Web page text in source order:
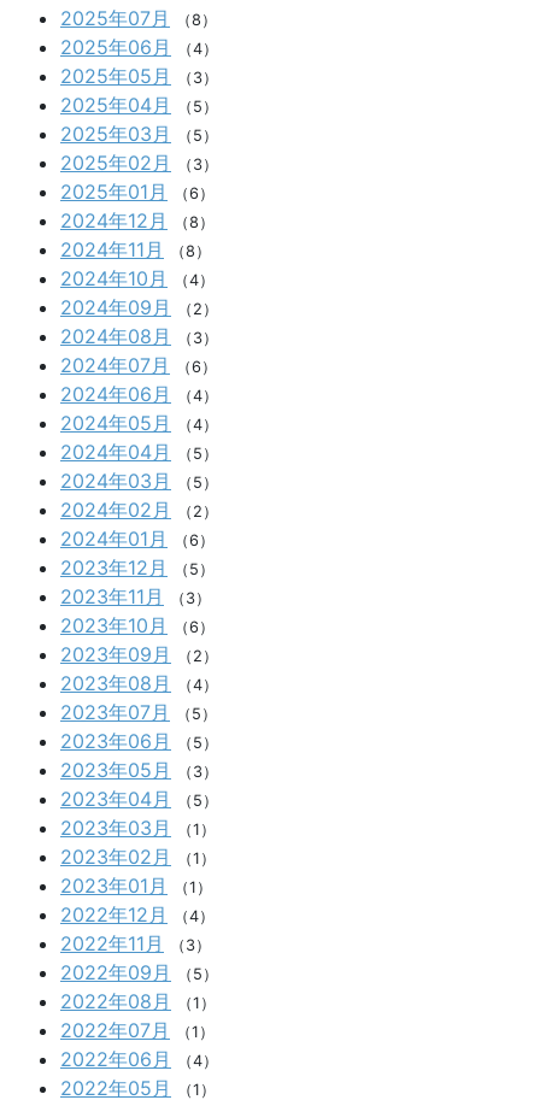
2025年07月 （8）
2025年06月 （4）
2025年05月 （3）
2025年04月 （5）
2025年03月 （5）
2025年02月 （3）
2025年01月 （6）
2024年12月 （8）
2024年11月 （8）
2024年10月 （4）
2024年09月 （2）
2024年08月 （3）
2024年07月 （6）
2024年06月 （4）
2024年05月 （4）
2024年04月 （5）
2024年03月 （5）
2024年02月 （2）
2024年01月 （6）
2023年12月 （5）
2023年11月 （3）
2023年10月 （6）
2023年09月 （2）
2023年08月 （4）
2023年07月 （5）
2023年06月 （5）
2023年05月 （3）
2023年04月 （5）
2023年03月 （1）
2023年02月 （1）
2023年01月 （1）
2022年12月 （4）
2022年11月 （3）
2022年09月 （5）
2022年08月 （1）
2022年07月 （1）
2022年06月 （4）
2022年05月 （1）